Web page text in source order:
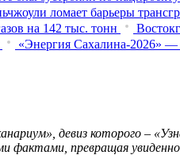
ломает барьеры
на 142 тыс. тонн
«Энергия Сахалина-2026» —
девиз которого –
фактами, превращая